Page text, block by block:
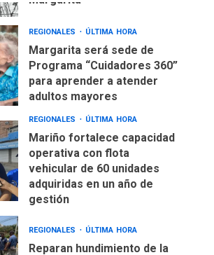
REGIONALES ÚLTIMA HORA
Margarita será sede de
Programa “Cuidadores 360”
para aprender a atender
adultos mayores
REGIONALES ÚLTIMA HORA
Mariño fortalece capacidad
operativa con flota
vehicular de 60 unidades
adquiridas en un año de
gestión
REGIONALES ÚLTIMA HORA
Reparan hundimiento de la